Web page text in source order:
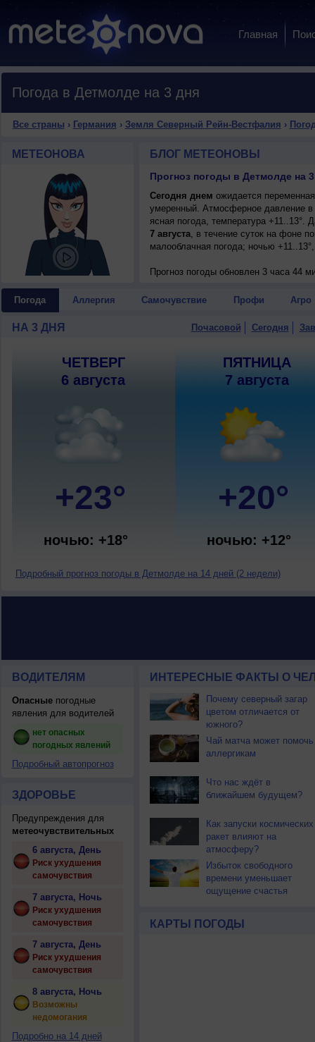
Главная
Погода в Детмолде на 3 дня
Все страны › Германия › Земля Северный Рейн-Вестфалия ›
МЕТЕОНОВА БЛОГ МЕТЕОНОВЫ
Прогноз погоды в Детмолде на
Сегодня днем ожидается
умеренный. Атмосферное давление
ясная погода, температура
7 августа, в течение суток на фоне
малооблачная погода; ночью
Прогноз погоды обновлен 3 часа 44
Погода Аллергия Самочувствие Профи Агро
НА 3 ДНЯ Почасовой Сегодня
ЧЕТВЕРГ
6 августа
+23°
ночью: +18°
ПЯТНИЦА
7 августа
+20°
ночью: +12°
Подробный прогноз погоды в Детмолде на 14 дней (2 недели)
ВОДИТЕЛЯМ
Опасныепогодные
явления для водителей
нет опасных
погодных явлений
Подробный автопрогноз
ЗДОРОВЬЕ
Предупреждения для
метеочувствительных
6 августа, День
Риск ухудшения
самочувствия
7 августа, Ночь
Риск ухудшения
самочувствия
7 августа, День
Риск ухудшения
самочувствия
8 августа, Ночь
Возможны
недомогания
Подробно на 14 дней
ИНТЕРЕСНЫЕ ФАКТЫ О
Почему северный загар
цветом отличается от
южного?
Чай матча может помочь
аллергикам
Что нас ждёт в
ближайшем будущем?
Как запуски космических
ракет влияют на
атмосферу?
Избыток свободного
времени уменьшает
ощущение счастья
КАРТЫ ПОГОДЫ